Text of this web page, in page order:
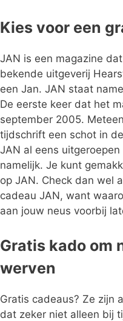
Kies voor een
JAN is een magazine
bekende uitgeverij
een Jan. JAN staat
De eerste keer dat het
september 2005.
tijdschrift een schot in
JAN al eens
namelijk. Je kunt
op JAN. Check dan wel
cadeau JAN, want
aan jouw neus voorbij
Gratis kado om
werven
Gratis cadeaus? Ze zijn
dat zeker niet alleen bij